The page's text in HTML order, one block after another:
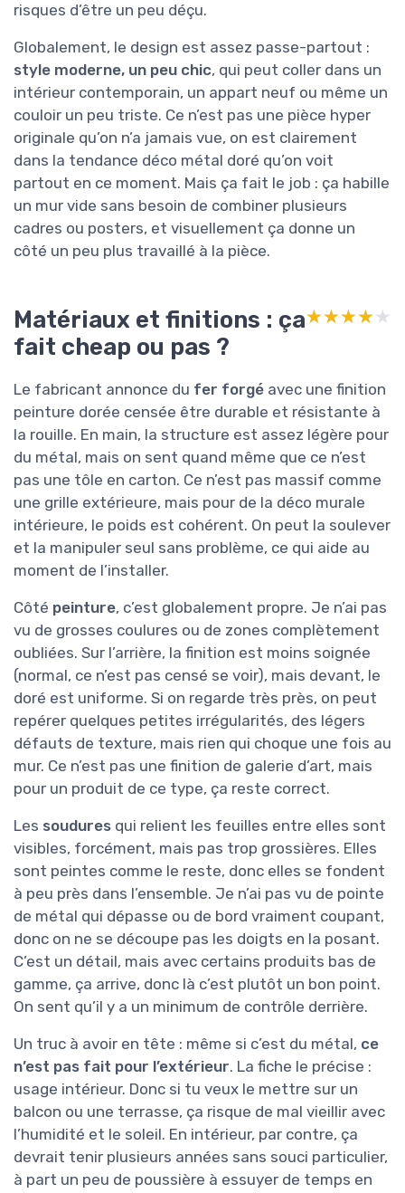
risques d’être un peu déçu.
Globalement, le design est assez passe-partout :
style moderne, un peu chic, qui peut coller dans un
intérieur contemporain, un appart neuf ou même un
couloir un peu triste. Ce n’est pas une pièce hyper
originale qu’on n’a jamais vue, on est clairement
dans la tendance déco métal doré qu’on voit
partout en ce moment. Mais ça fait le job : ça habille
un mur vide sans besoin de combiner plusieurs
cadres ou posters, et visuellement ça donne un
côté un peu plus travaillé à la pièce.
Matériaux et finitions : ça
fait cheap ou pas ?
★★★★★
★★★★★
Le fabricant annonce du fer forgé avec une finition
peinture dorée censée être durable et résistante à
la rouille. En main, la structure est assez légère pour
du métal, mais on sent quand même que ce n’est
pas une tôle en carton. Ce n’est pas massif comme
une grille extérieure, mais pour de la déco murale
intérieure, le poids est cohérent. On peut la soulever
et la manipuler seul sans problème, ce qui aide au
moment de l’installer.
Côté peinture, c’est globalement propre. Je n’ai pas
vu de grosses coulures ou de zones complètement
oubliées. Sur l’arrière, la finition est moins soignée
(normal, ce n’est pas censé se voir), mais devant, le
doré est uniforme. Si on regarde très près, on peut
repérer quelques petites irrégularités, des légers
défauts de texture, mais rien qui choque une fois au
mur. Ce n’est pas une finition de galerie d’art, mais
pour un produit de ce type, ça reste correct.
Les soudures qui relient les feuilles entre elles sont
visibles, forcément, mais pas trop grossières. Elles
sont peintes comme le reste, donc elles se fondent
à peu près dans l’ensemble. Je n’ai pas vu de pointe
de métal qui dépasse ou de bord vraiment coupant,
donc on ne se découpe pas les doigts en la posant.
C’est un détail, mais avec certains produits bas de
gamme, ça arrive, donc là c’est plutôt un bon point.
On sent qu’il y a un minimum de contrôle derrière.
Un truc à avoir en tête : même si c’est du métal, ce
n’est pas fait pour l’extérieur. La fiche le précise :
usage intérieur. Donc si tu veux le mettre sur un
balcon ou une terrasse, ça risque de mal vieillir avec
l’humidité et le soleil. En intérieur, par contre, ça
devrait tenir plusieurs années sans souci particulier,
à part un peu de poussière à essuyer de temps en